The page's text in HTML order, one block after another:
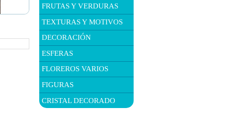
FRUTAS Y VERDURAS
TEXTURAS Y MOTIVOS
DECORACIÓN
ESFERAS
FLOREROS VARIOS
FIGURAS
CRISTAL DECORADO